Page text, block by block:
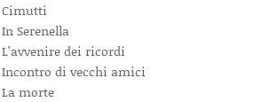
Cimutti
In Serenella
L’avvenire dei ricordi
Incontro di vecchi amici
La morte